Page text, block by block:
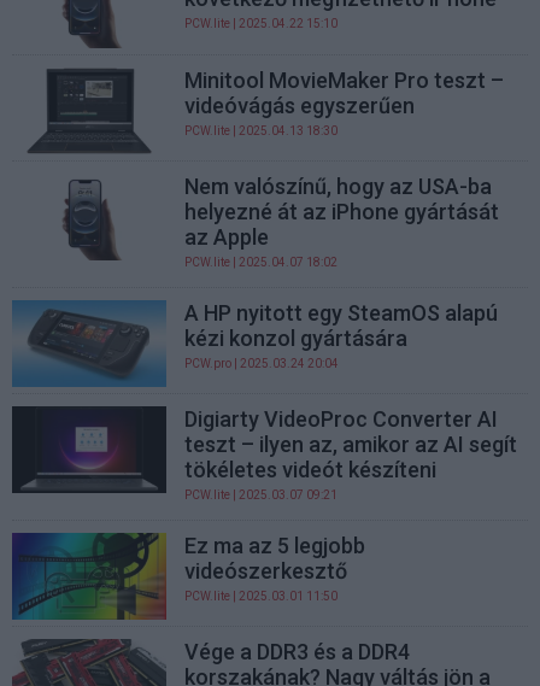
PCW.lite | 2025.04.22 15:10
Minitool MovieMaker Pro teszt –
videóvágás egyszerűen
PCW.lite | 2025.04.13 18:30
Nem valószínű, hogy az USA-ba
helyezné át az iPhone gyártását
az Apple
PCW.lite | 2025.04.07 18:02
A HP nyitott egy SteamOS alapú
kézi konzol gyártására
PCW.pro | 2025.03.24 20:04
Digiarty VideoProc Converter AI
teszt – ilyen az, amikor az AI segít
tökéletes videót készíteni
PCW.lite | 2025.03.07 09:21
Ez ma az 5 legjobb
videószerkesztő
PCW.lite | 2025.03.01 11:50
Vége a DDR3 és a DDR4
korszakának? Nagy váltás jön a